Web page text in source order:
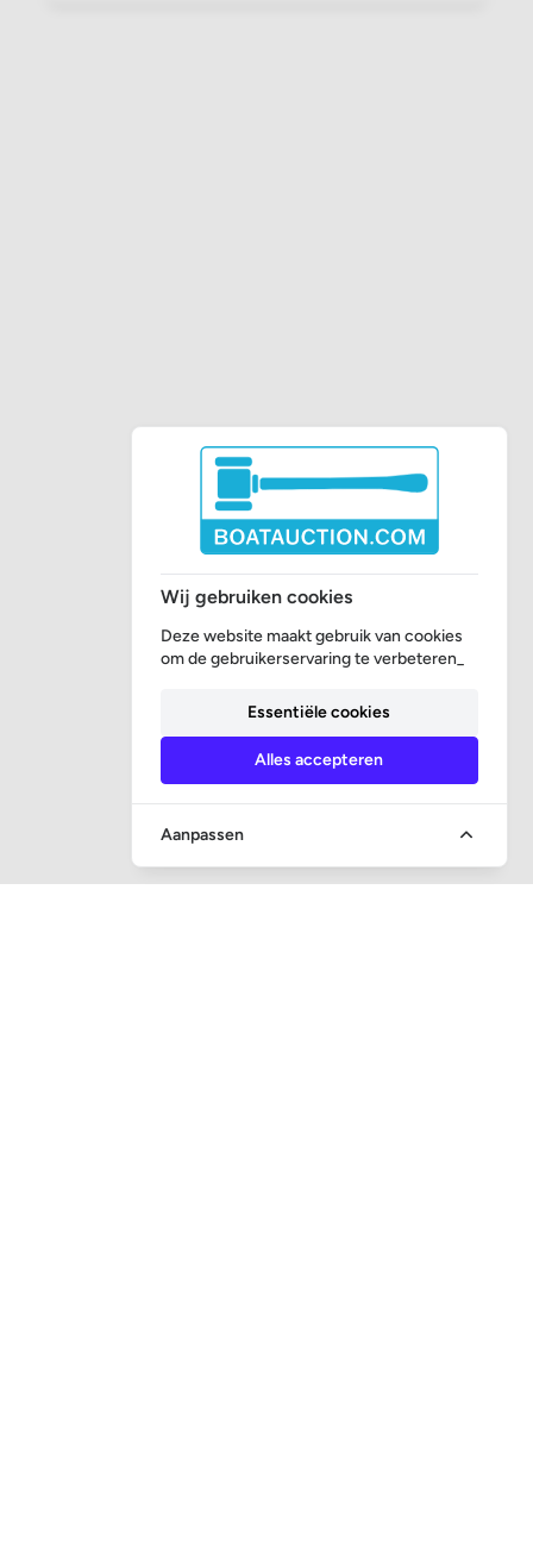
Wij gebruiken cookies
Deze website maakt gebruik van cookies
om de gebruikerservaring te verbeteren_
Essentiële cookies
Alles accepteren
Aanpassen